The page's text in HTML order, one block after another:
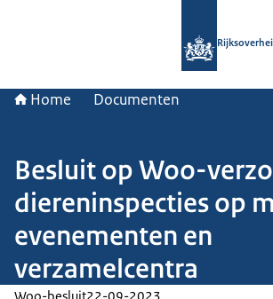
Home Documenten
Besluit op Woo-
diereninspecties op
evenementen en
verzamelcentra